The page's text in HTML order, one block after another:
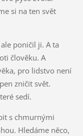
si na ten svět
poničil ji. A ta
člověku. A
pro lidstvo není
zničit svět.
sedí.
s chmurnými
Hledáme něco,